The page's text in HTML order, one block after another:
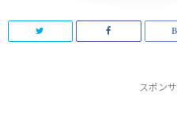
スポン